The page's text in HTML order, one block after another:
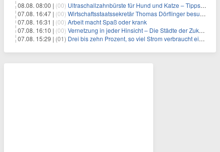
08.08. 08:00 | (00) Ultraschallzahnbürste für Hund und Katze – Tipps zur erfolgreichen Eingewöhnung
07.08. 16:47 | (00) Wirtschaftsstaatssekretär Thomas Dörflinger besucht Handwerksbetrieb im Kammerbezirk Freiburg
07.08. 16:31 | (00) Arbeit macht Spaß oder krank
07.08. 16:10 | (00) Vernetzung in jeder Hinsicht – Die Städte der Zukunft sind grün-blau
07.08. 15:29 | (01) Drei bis zehn Prozent, so viel Strom verbraucht ein Aufzug im Gebäude